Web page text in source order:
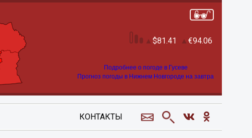
81.41 94.06
Подробнее о погоде в Гусеве
Прогноз погоды в Нижнем Новгороде на завтра
КОНТАКТЫ